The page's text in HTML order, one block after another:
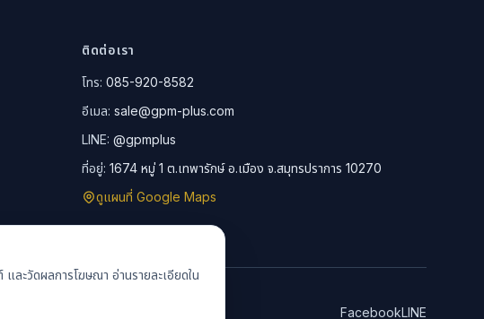
ละวัดผลการโฆษณา อ่านรายละเอียดใน
ติดต่อเรา
โทร: 085-920-8582
อีเมล: sale@gpm-plus.com
LINE: @gpmplus
ที่อยู่: 1674 หมู่ 1 ต.เทพารักษ์ อ.เมือง จ.สมุทรปราการ 10270
ดูแผนที่ Google Maps
FacebookLINE